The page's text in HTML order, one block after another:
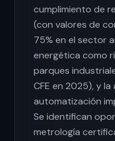
cumplimiento de
(con valores de
75% en el sector
energética como
parques
CFE en 2025), y
automatización
Se identifican
metrología